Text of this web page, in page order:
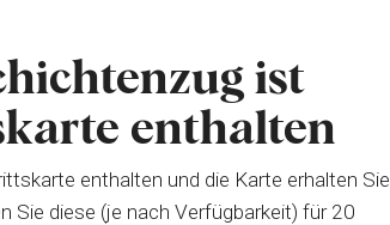
ist
enthalten
enthalten und die Karte erhalten Sie
Sie diese (je nach Verfügbarkeit) für 20